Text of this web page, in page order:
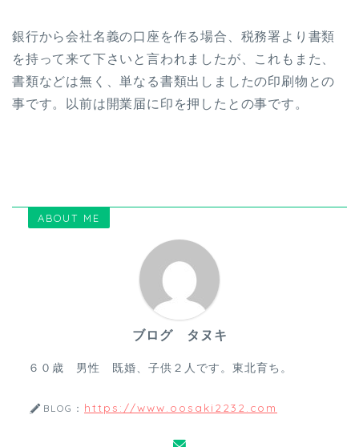
銀行から会社名義の口座を作る場合、税務署より書類
を持って来て下さいと言われましたが、これもまた、
書類などは無く、単なる書類出しましたの印刷物との
事です。以前は開業届に印を押したとの事です。
ABOUT ME
ブログ タヌキ
６０歳 男性 既婚、子供２人です。東北育ち。
BLOG： https://www.oosaki2232.com